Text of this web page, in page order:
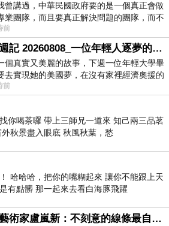
曾講過，中華民國政府要的是一個真正會做
業團隊，而且要真正解決問題的團隊，而不
到處甩鍋的雙標團隊，最近民進黨
前
小朱週記 20260808_一位年輕人逐夢的真實故事
個真實又美麗的故事，下週一位年輕大學畢
去實現她的美國夢，在沒有家裡經濟奧援的
，靠著自我努力工作累積出國基
前
你喝茶囉 帶上三師兄一道來 知己兩三品茗
秋景盡入眼底 秋風秋葉，愁
哈哈哈，把你的嘴糊起來 讓你不能跟上天
有點髒 那一起來去看白海豚飛躍
當代藝術家盧嵐新：不刻意的線條最自由，讓色彩流動、筆觸自己說話